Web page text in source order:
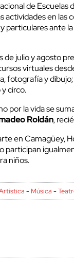
de Escuelas
actividades en las
particulares ante
de julio y agosto
virtuales
fotografía y
circo.
por la vida se
Roldán,
en Camagüey,
participan
niños.
- Música -